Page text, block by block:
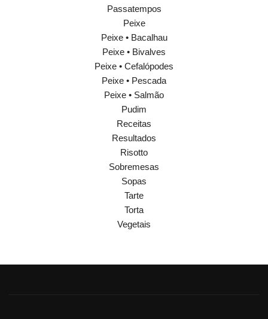
Passatempos
Peixe
Peixe • Bacalhau
Peixe • Bivalves
Peixe • Cefalópodes
Peixe • Pescada
Peixe • Salmão
Pudim
Receitas
Resultados
Risotto
Sobremesas
Sopas
Tarte
Torta
Vegetais